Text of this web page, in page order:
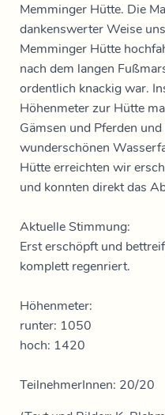
Memminger Hütte. Die
dankenswerter Weise
Memminger Hütte
nach dem langen
ordentlich knackig war.
Höhenmeter zur Hütte
Gämsen und Pferden
wunderschönen
Hütte erreichten wir
und konnten direkt das
Aktuelle Stimmung:
Erst erschöpft und
komplett regenriert.
Höhenmeter:
runter: 1050
hoch: 1420
TeilnehmerInnen: 20/20